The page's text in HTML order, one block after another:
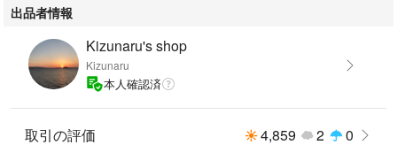
・即購入をおすすめしております。
・お値下げを承っておりません。
・簡易包装となります。
・匿名、追跡可のメール便で発送します。
出品者情報
Kizunaru's shop
Kizunaru
本人確認済
取引の評価 4,859 2 0